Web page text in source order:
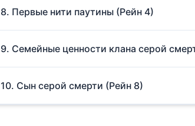
8. Первые нити паутины (Рейн 4)
9. Семейные ценности клана серой
10. Сын серой смерти (Рейн 8)